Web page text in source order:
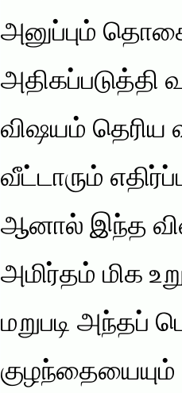
அனுப்பும்
அதிகப்படுத்தி
விஷயம்
வீட்டாரும்
ஆனால் இந்த
அமிர்தம் மிக
மறுபடி அந்தப்